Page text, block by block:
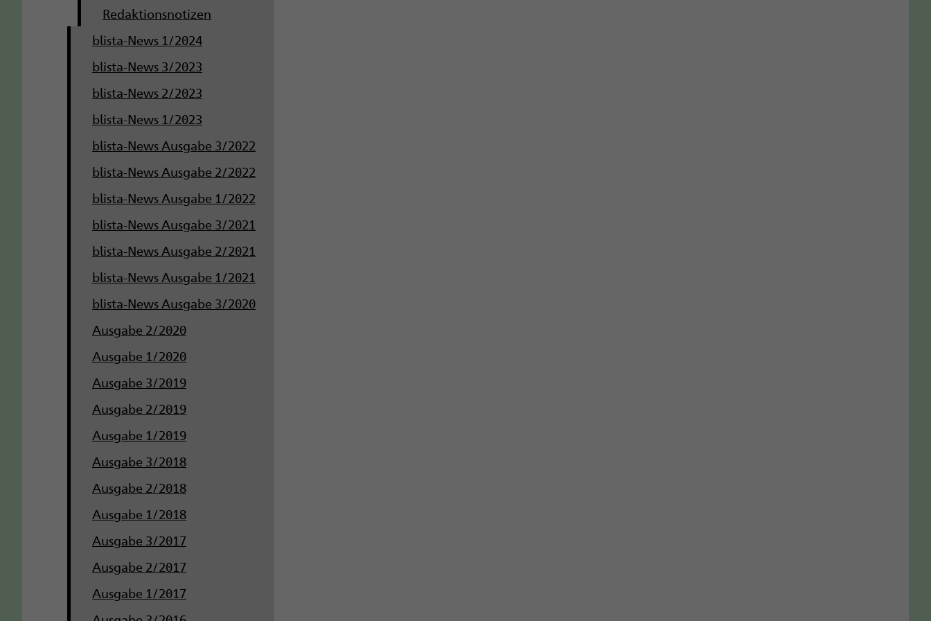
Redaktionsnotizen
blista-News 1/2024
blista-News 3/2023
blista-News 2/2023
blista-News 1/2023
blista-News Ausgabe 3/2022
blista-News Ausgabe 2/2022
blista-News Ausgabe 1/2022
blista-News Ausgabe 3/2021
blista-News Ausgabe 2/2021
blista-News Ausgabe 1/2021
blista-News Ausgabe 3/2020
Ausgabe 2/2020
Ausgabe 1/2020
Ausgabe 3/2019
Ausgabe 2/2019
Ausgabe 1/2019
Ausgabe 3/2018
Ausgabe 2/2018
Ausgabe 1/2018
Ausgabe 3/2017
Ausgabe 2/2017
Ausgabe 1/2017